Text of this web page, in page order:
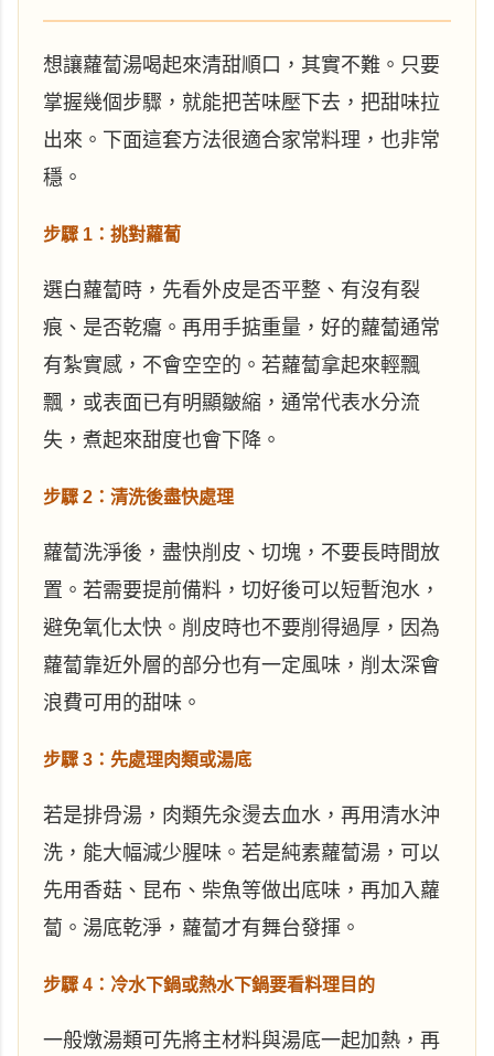
想讓蘿蔔湯喝起來清甜順口，其實不難。只要
掌握幾個步驟，就能把苦味壓下去，把甜味拉
出來。下面這套方法很適合家常料理，也非常
穩。
步驟 1：挑對蘿蔔
選白蘿蔔時，先看外皮是否平整、有沒有裂
痕、是否乾癟。再用手掂重量，好的蘿蔔通常
有紮實感，不會空空的。若蘿蔔拿起來輕飄
飄，或表面已有明顯皺縮，通常代表水分流
失，煮起來甜度也會下降。
步驟 2：清洗後盡快處理
蘿蔔洗淨後，盡快削皮、切塊，不要長時間放
置。若需要提前備料，切好後可以短暫泡水，
避免氧化太快。削皮時也不要削得過厚，因為
蘿蔔靠近外層的部分也有一定風味，削太深會
浪費可用的甜味。
步驟 3：先處理肉類或湯底
若是排骨湯，肉類先汆燙去血水，再用清水沖
洗，能大幅減少腥味。若是純素蘿蔔湯，可以
先用香菇、昆布、柴魚等做出底味，再加入蘿
蔔。湯底乾淨，蘿蔔才有舞台發揮。
步驟 4：冷水下鍋或熱水下鍋要看料理目的
一般燉湯類可先將主材料與湯底一起加熱，再